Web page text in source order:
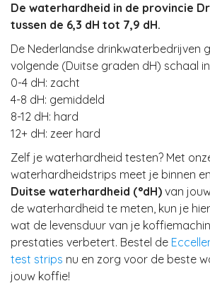
De waterhardheid in de provincie
tussen de 6,3 dH tot 7,9 dH.
De Nederlandse drinkwaterbedrijven
volgende (Duitse graden dH) schaal
0-4 dH: zacht
4-8 dH: gemiddeld
8-12 dH: hard
12+ dH: zeer hard
Zelf je waterhardheid testen? Met
waterhardheidstrips meet je binnen
Duitse waterhardheid (°dH) van
de waterhardheid te meten, kun je
wat de levensduur van je
prestaties verbetert. Bestel de
test strips nu en zorg voor de beste
jouw koffie!